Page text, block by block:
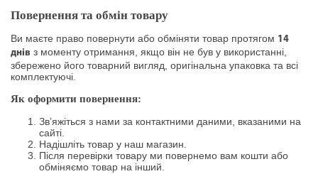
Повернення та обмін товару
Ви маєте право повернути або обміняти товар протягом 14
днів з моменту отримання, якщо він не був у використанні,
збережено його товарний вигляд, оригінальна упаковка та всі
комплектуючі.
Як оформити повернення:
Зв’яжіться з нами за контактними даними, вказаними на
сайті.
Надішліть товар у наш магазин.
Після перевірки товару ми повернемо вам кошти або
обміняємо товар на інший.